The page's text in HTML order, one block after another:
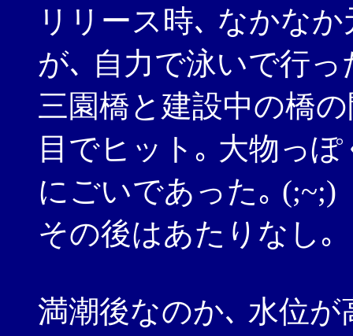
リリース時､ なかな
が､ 自力で泳いで行
三園橋と建設中の橋
目でヒット｡ 大物っ
にごいであった｡ (;~;)
その後はあたりなし｡
満潮後なのか､ 水位